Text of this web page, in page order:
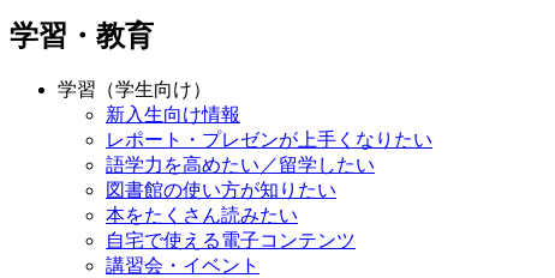
学習・教育
学習（学生向け）
新入生向け情報
レポート・プレゼンが上手くなりたい
語学力を高めたい／留学したい
図書館の使い方が知りたい
本をたくさん読みたい
自宅で使える電子コンテンツ
講習会・イベント